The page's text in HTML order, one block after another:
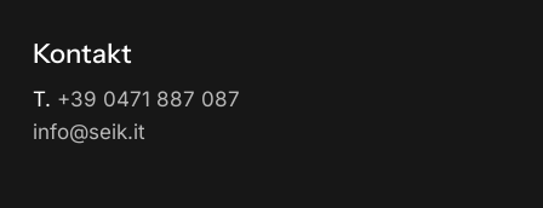
Kontakt
T. +39 0471 887 087
info@seik.it